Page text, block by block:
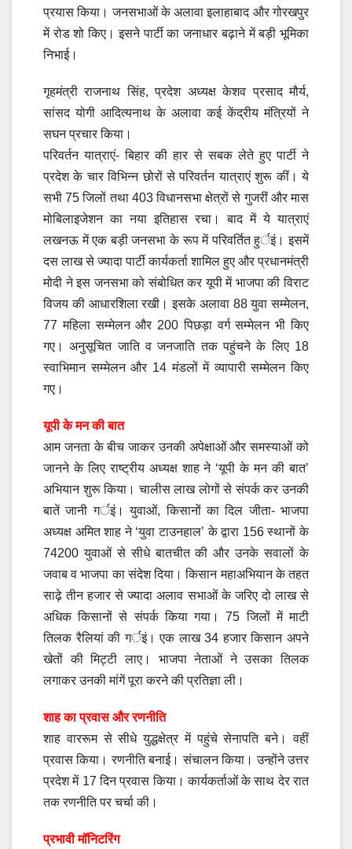
प्रयास किया। जनसभाओं के अलावा इलाहाबाद और गोरखपुर
में रोड शो किए। इसने पार्टी का जनाधार बढ़ाने में बड़ी भूमिका
निभाई।
गृहमंत्री राजनाथ सिंह, प्रदेश अध्यक्ष केशव प्रसाद मौर्य,
सांसद योगी आदित्यनाथ के अलावा कई केंद्रीय मंत्रियों ने
सघन प्रचार किया।
परिवर्तन यात्राएं- बिहार की हार से सबक लेते हुए पार्टी ने
प्रदेश के चार विभिन्न छोरों से परिवर्तन यात्राएं शुरू कीं। ये
सभी 75 जिलों तथा 403 विधानसभा क्षेत्रों से गुजरीं और मास
मोबिलाइजेशन का नया इतिहास रचा। बाद में ये यात्राएं
लखनऊ में एक बड़ी जनसभा के रूप में परिवर्तित हुर्इं। इसमें
दस लाख से ज्यादा पार्टी कार्यकर्ता शामिल हुए और प्रधानमंत्री
मोदी ने इस जनसभा को संबोधित कर यूपी में भाजपा की विराट
विजय की आधारशिला रखी। इसके अलावा 88 युवा सम्मेलन,
77 महिला सम्मेलन और 200 पिछड़ा वर्ग सम्मेलन भी किए
गए। अनुसूचित जाति व जनजाति तक पहुंचने के लिए 18
स्वाभिमान सम्मेलन और 14 मंडलों में व्यापारी सम्मेलन किए
गए।
यूपी के मन की बात
आम जनता के बीच जाकर उनकी अपेक्षाओं और समस्याओं को
जानने के लिए राष्ट्रीय अध्यक्ष शाह ने ‘यूपी के मन की बात’
अभियान शुरू किया। चालीस लाख लोगों से संपर्क कर उनकी
बातें जानी गर्इं। युवाओं, किसानों का दिल जीता- भाजपा
अध्यक्ष अमित शाह ने ‘युवा टाउनहाल’ के द्वारा 156 स्थानों के
74200 युवाओं से सीधे बातचीत की और उनके सवालों के
जवाब व भाजपा का संदेश दिया। किसान महाअभियान के तहत
साढ़े तीन हजार से ज्यादा अलाव सभाओं के जरिए दो लाख से
अधिक किसानों से संपर्क किया गया। 75 जिलों में माटी
तिलक रैलियां की गर्इं। एक लाख 34 हजार किसान अपने
खेतों की मिट्टी लाए। भाजपा नेताओं ने उसका तिलक
लगाकर उनकी मांगें पूरा करने की प्रतिज्ञा ली।
शाह का प्रवास और रणनीति
शाह वाररूम से सीधे युद्धक्षेत्र में पहुंचे सेनापति बने। वहीं
प्रवास किया। रणनीति बनाई। संचालन किया। उन्होंने उत्तर
प्रदेश में 17 दिन प्रवास किया। कार्यकर्ताओं के साथ देर रात
तक रणनीति पर चर्चा की।
प्रभावी मॉनिटरिंग